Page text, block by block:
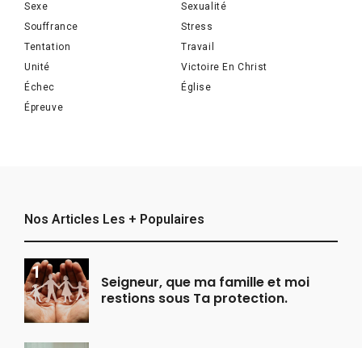
Sexe
Sexualité
Souffrance
Stress
Tentation
Travail
Unité
Victoire En Christ
Échec
Église
Épreuve
Nos Articles Les + Populaires
Seigneur, que ma famille et moi
restions sous Ta protection.